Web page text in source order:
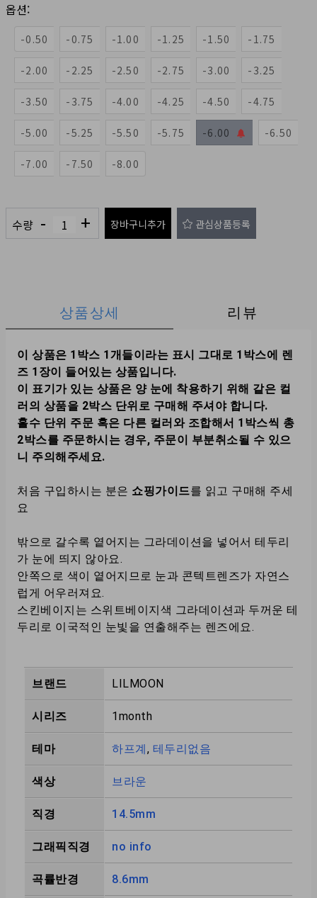
옵션:
-0.50 -0.75 -1.00 -1.25 -1.50 -1.75
-2.00 -2.25 -2.50 -2.75 -3.00 -3.25
-3.50 -3.75 -4.00 -4.25 -4.50 -4.75
-5.00 -5.25 -5.50 -5.75 -6.00 -6.50
-7.00 -7.50 -8.00
수량 - + 장바구니추가 관심상품등록
상품상세 리뷰
이 상품은 1박스 1개들이라는 표시 그대로 1박스에 렌
즈 1장이 들어있는 상품입니다.
이 표기가 있는 상품은 양 눈에 착용하기 위해 같은 컬
러의 상품을 2박스 단위로 구매해 주셔야 합니다.
홀수 단위 주문 혹은 다른 컬러와 조합해서 1박스씩 총
2박스를 주문하시는 경우, 주문이 부분취소될 수 있으
니 주의해주세요.
처음 구입하시는 분은 쇼핑가이드를 읽고 구매해 주세
요
밖으로 갈수록 옅어지는 그라데이션을 넣어서 테두리
가 눈에 띄지 않아요.
안쪽으로 색이 옅어지므로 눈과 콘텍트렌즈가 자연스
럽게 어우러져요.
스킨베이지는 스위트베이지색 그라데이션과 두꺼운 테
두리로 이국적인 눈빛을 연출해주는 렌즈에요.
브랜드 LILMOON
시리즈 1month
테마 하프계, 테두리없음
색상 브라운
직경 14.5mm
그래픽직경 no info
곡률반경 8.6mm